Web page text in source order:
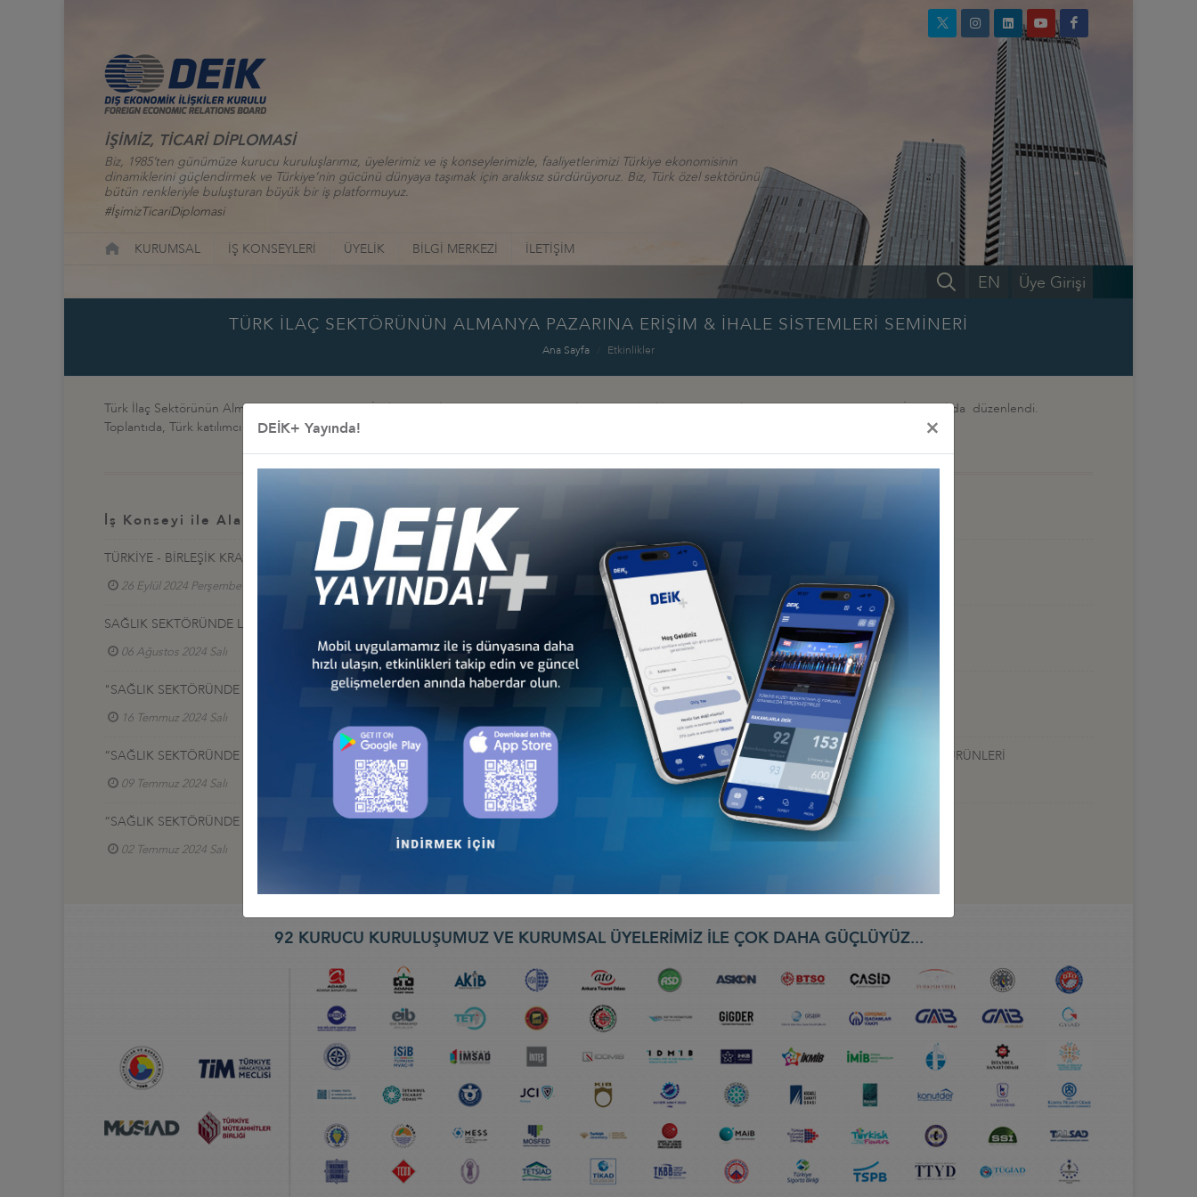
İŞİMİZ, TİCARİ DİPLOMASİ
Biz, 1985’ten günümüze kurucu kuruluşlarımız, üyelerimiz ve iş konseylerimizle, faaliyetlerimizi Türkiye ekonomisinin
dinamiklerini güçlendirmek ve Türkiye’nin gücünü dünyaya taşımak için aralıksız sürdürüyoruz. Biz, Türk özel sektörünü
bütün renkleriyle buluşturan büyük bir iş platformuyuz.
#İşimizTicariDiplomasi
KURUMSAL İŞ KONSEYLERİ ÜYELİK BİLGİ MERKEZİ İLETİŞİM
Üye Girişi
EN
TÜRK İLAÇ SEKTÖRÜNÜN ALMANYA PAZARINA ERİŞİM & İHALE SİSTEMLERİ SEMİNERİ
Ana Sayfa Etkinlikler
Türk İlaç Sektörünün Almanya Pazarına Erişim & İhale Sistemleri Semineri, Dentons Almanya Avukatlık Bürosu iş birliğinde 3 Mart 2020 tarihinde İstanbul'da düzenlendi.
Toplantıda, Türk katılımcı ilaç firmalarına Almanya pazarına giriş, ihracat yolları, yatırım ve ihale kurallarını anlatıldı.
İş Konseyi ile Alakalı Diğer Etkinlikler
TÜRKİYE - BİRLEŞİK KRALLIK SAĞLIKLI YAŞ ALMA ZİRVESİ
26 Eylül 2024 Perşembe Sağlık İş Konseyi
SAĞLIK SEKTÖRÜNDE LATİN AMERİKA'DA İŞ BİRLİĞİ FIRSATLARI - 4: SAĞLIK TURİZMİ, İLAÇ, MEDİKAL TEKNOLOJİ VE ÜRÜNLERİ
06 Ağustos 2024 Salı Sağlık İş Konseyi
"SAĞLIK SEKTÖRÜNDE LATİN AMERİKA'DA İŞ BİRLİĞİ FIRSATLARI -3” KÜBA, MEKSİKA
16 Temmuz 2024 Salı
“SAĞLIK SEKTÖRÜNDE LATİN AMERİKA'DA İŞ BİRLİĞİ FIRSATLARI -2 ” BREZİLYA, PANAMA, ŞİLİ :SAĞLIK TURİZMİ, İLAÇ, MEDİKAL TEKNOLOJİ VE ÜRÜNLERİ
09 Temmuz 2024 Salı Sağlık İş Konseyi
“SAĞLIK SEKTÖRÜNDE LATİN AMERİKA'DA İŞ BİRLİĞİ FIRSATLARI-1” PERU, KOLOMBİYA, EKVADOR
02 Temmuz 2024 Salı
92 KURUCU KURULUŞUMUZ VE KURUMSAL ÜYELERİMİZ İLE ÇOK DAHA GÜÇLÜYÜZ...
DEİK+ Yayında! ×